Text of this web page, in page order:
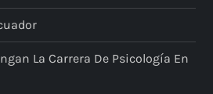
La Carrera De Psicología En